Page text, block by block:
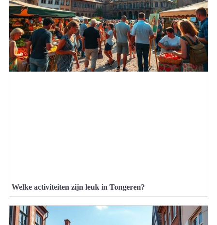
Welke activiteiten zijn leuk in Tongeren?